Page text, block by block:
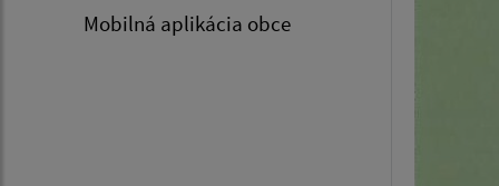
Mobilná aplikácia obce